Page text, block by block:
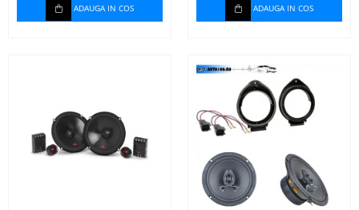
ADAUGA IN COS ADAUGA IN COS